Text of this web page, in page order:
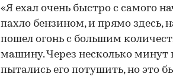
«Я ехал очень быстро с самого
пахло бензином, и прямо
пошел огонь с большим
машину. Через несколько
пытались его потушить, но это